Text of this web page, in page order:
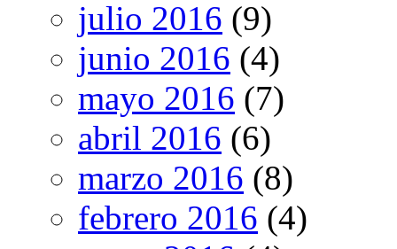
julio 2016 (9)
junio 2016 (4)
mayo 2016 (7)
abril 2016 (6)
marzo 2016 (8)
febrero 2016 (4)